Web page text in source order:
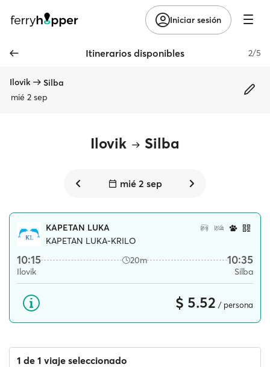
Iniciar sesión
Itinerarios disponibles 2/5
Ilovik
Silba
mié 2 sep
Ilovik Silba
mié 2 sep
KAPETAN LUKA
KAPETAN LUKA-KRILO
10:15 20m 10:35
Ilovik Silba
$ 5.52 / persona
1 de 1 viaje seleccionado